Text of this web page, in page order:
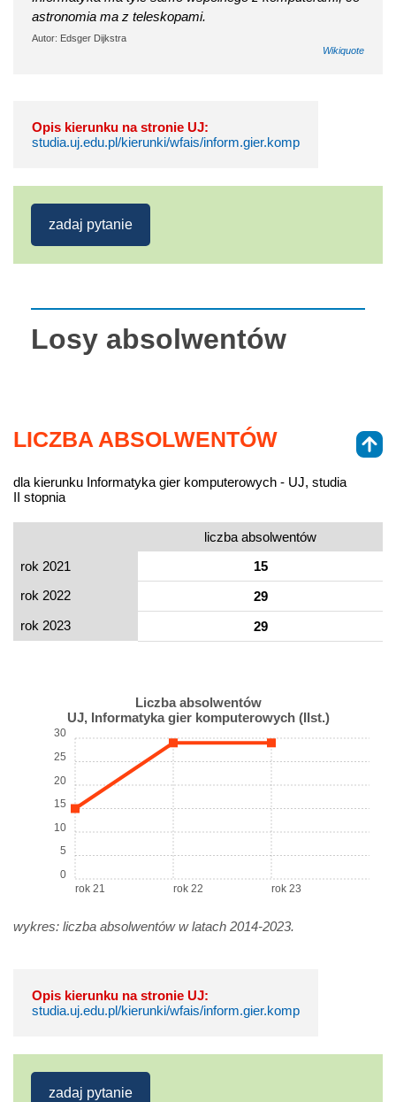
astronomia ma z teleskopami.
Autor: Edsger Dijkstra
Wikiquote
Opis kierunku na stronie UJ:
studia.uj.edu.pl/kierunki/wfais/inform.gier.komp
zadaj pytanie
Losy absolwentów
LICZBA ABSOLWENTÓW
dla kierunku Informatyka gier komputerowych - UJ, studia
II stopnia
liczba absolwentów
rok 2021
15
rok 2022
29
rok 2023
29
Liczba absolwentów
UJ, Informatyka gier komputerowych (IIst.)
rok 21 rok 22 rok 23
0
5
10
15
20
25
30
wykres: liczba absolwentów w latach 2014-2023.
Opis kierunku na stronie UJ:
studia.uj.edu.pl/kierunki/wfais/inform.gier.komp
zadaj pytanie